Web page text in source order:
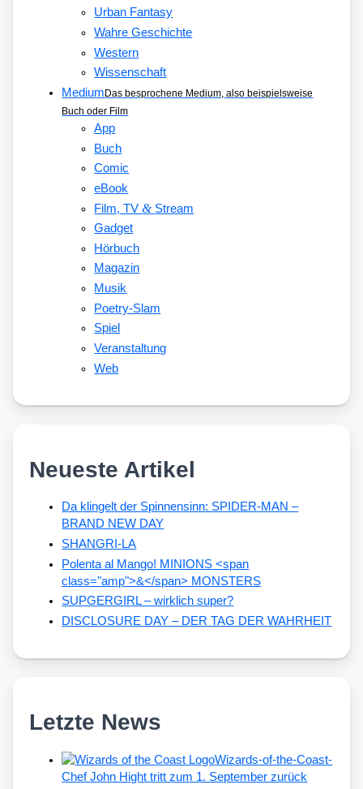
Urban Fantasy
Wahre Geschichte
Western
Wissenschaft
Medium Das besprochene Medium, also beispielsweise
Buch oder Film
App
Buch
Comic
eBook
Film, TV&Stream
Gadget
Hörbuch
Magazin
Musik
Poetry-Slam
Spiel
Veranstaltung
Web
Neueste Artikel
Da klingelt der Spinnensinn: SPIDER-MAN –
BRAND NEW DAY
SHANGRI-LA
Polenta al Mango! MINIONS <span
class="amp">&</span> MONSTERS
SUPGERGIRL – wirklich super?
DISCLOSURE DAY – DER TAG DER WAHRHEIT
Letzte News
Wizards-of-the-Coast-
Chef John Hight tritt zum 1. September zurück